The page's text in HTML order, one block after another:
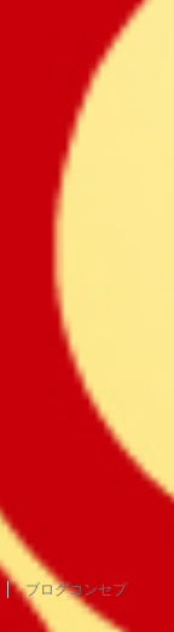
ブログコンセプ